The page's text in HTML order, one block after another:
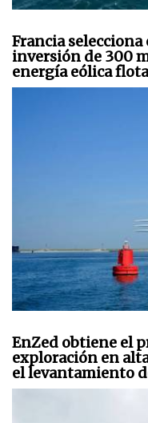
Francia
inversión de 300
energía eólica
EnZed obtiene el
exploración en
el levantamiento